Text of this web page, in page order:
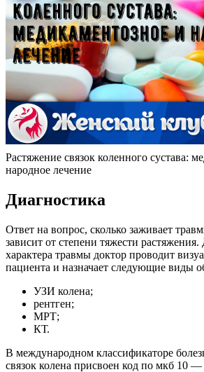
Растяжение связок коленного сустава:
народное лечение
Диагностика
Ответ на вопрос, сколько заживает
зависит от степени тяжести
характера травмы доктор проводит
пациента и назначает следующие виды
УЗИ колена;
рентген;
МРТ;
КТ.
В международном классификаторе
связок колена присвоен код по мкб 10 —